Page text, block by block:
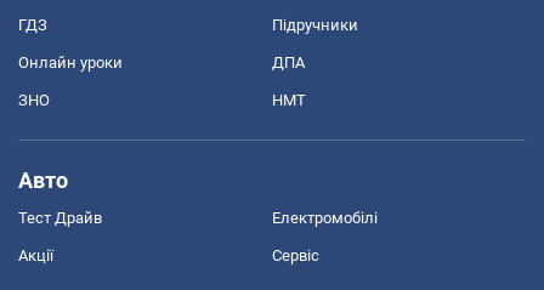
ГДЗ Підручники
Онлайн уроки ДПА
ЗНО НМТ
Авто
Тест Драйв Електромобілі
Акції Сервіс